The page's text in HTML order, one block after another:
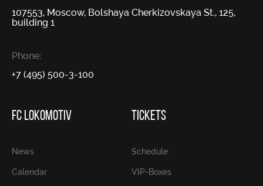
107553, Moscow, Bolshaya Cherkizovskaya St., 125,
building 1
Phone:
+7 (495) 500-3-100
FC LOKOMOTIV
News
Calendar
TICKETS
Schedule
VIP-Boxes